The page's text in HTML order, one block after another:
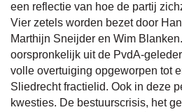
een reflectie van hoe de partij
Vier zetels worden bezet door
Marthijn Sneijder en Wim
oorspronkelijk uit de PvdA-
volle overtuiging opgeworpen tot
Sliedrecht fractielid. Ook in deze
kwesties. De bestuurscrisis, het